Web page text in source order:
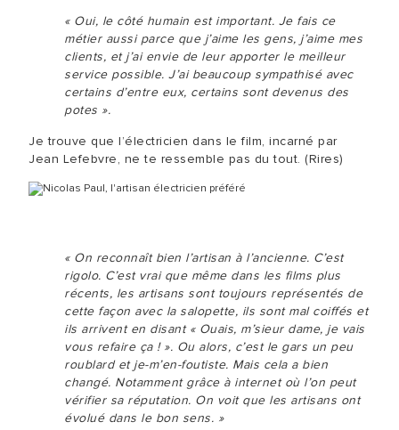
« Oui, le côté humain est important. Je fais ce
métier aussi parce que j’aime les gens, j’aime mes
clients, et j’ai envie de leur apporter le meilleur
service possible. J’ai beaucoup sympathisé avec
certains d’entre eux, certains sont devenus des
potes ».
Je trouve que l’électricien dans le film, incarné par
Jean Lefebvre, ne te ressemble pas du tout. (Rires)
« On reconnaît bien l’artisan à l’ancienne. C’est
rigolo. C’est vrai que même dans les films plus
récents, les artisans sont toujours représentés de
cette façon avec la salopette, ils sont mal coiffés et
ils arrivent en disant « Ouais, m’sieur dame, je vais
vous refaire ça ! ». Ou alors, c’est le gars un peu
roublard et je-m’en-foutiste. Mais cela a bien
changé. Notamment grâce à internet où l’on peut
vérifier sa réputation. On voit que les artisans ont
évolué dans le bon sens. »